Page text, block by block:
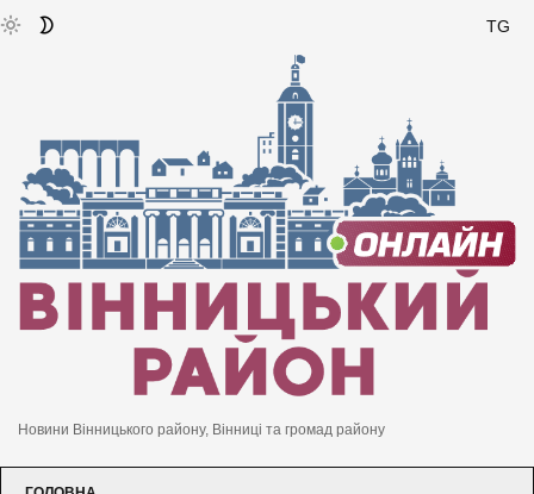
TG
Новини Вінницького району, Вінниці та громад району